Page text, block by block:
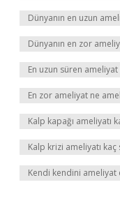
Dünyanın en uzun
Dünyanın en zor
En uzun süren
En zor ameliyat ne
Kalp kapağı ameliyatı
Kalp krizi ameliyatı
Kendi kendini